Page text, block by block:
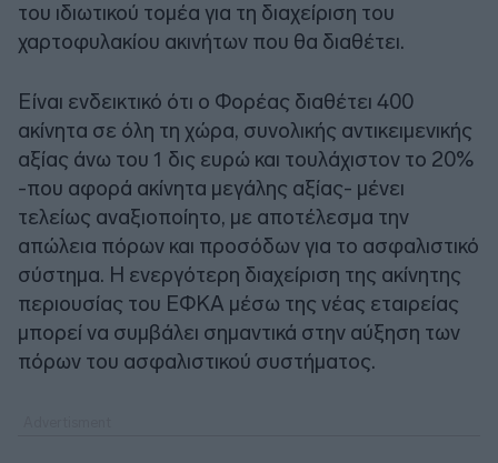
του ιδιωτικού τομέα για τη διαχείριση του
χαρτοφυλακίου ακινήτων που θα διαθέτει.
Είναι ενδεικτικό ότι ο Φορέας διαθέτει 400
ακίνητα σε όλη τη χώρα, συνολικής αντικειμενικής
αξίας άνω του 1 δις ευρώ και τουλάχιστον το 20%
-που αφορά ακίνητα μεγάλης αξίας- μένει
τελείως αναξιοποίητο, με αποτέλεσμα την
απώλεια πόρων και προσόδων για το ασφαλιστικό
σύστημα. Η ενεργότερη διαχείριση της ακίνητης
περιουσίας του ΕΦΚΑ μέσω της νέας εταιρείας
μπορεί να συμβάλει σημαντικά στην αύξηση των
πόρων του ασφαλιστικού συστήματος.